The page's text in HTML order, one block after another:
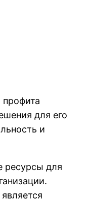
для его
и
ресурсы для